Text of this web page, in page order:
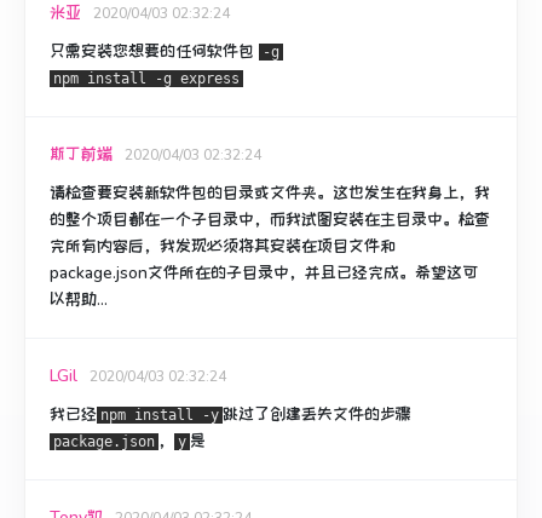
米亚 2020/04/03 02:32:24
只需安装您想要的任何软件包
-g
npm install -g express
斯丁前端 2020/04/03 02:32:24
请检查要安装新软件包的目录或文件夹。 这也发生在我身上，我
的整个项目都在一个子目录中，而我试图安装在主目录中。 检查
完所有内容后，我发现必须将其安装在项目文件和
package.json文件所在的子目录中，并且已经完成。 希望这可
以帮助...
LGil 2020/04/03 02:32:24
我已经 npm install -y 跳过了创建丢失文件的步骤
package.json ， y 是